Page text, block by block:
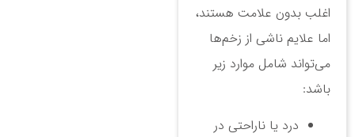
اغلب بدون علامت هستند،
اما علایم ناشی از زخم‌ها
می‌تواند شامل موارد زیر
باشد:
درد یا ناراحتی در